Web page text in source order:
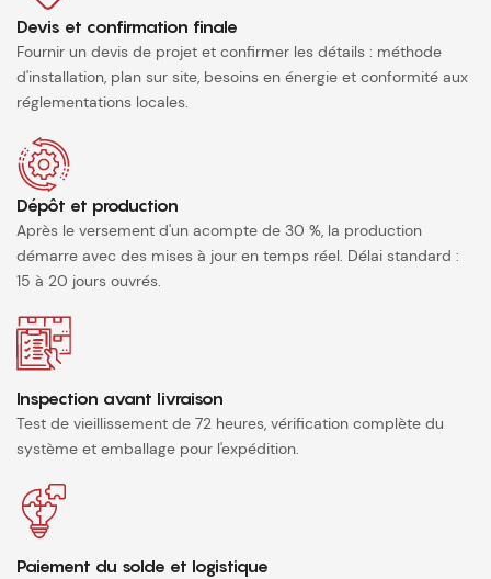
Devis et confirmation finale
Fournir un devis de projet et confirmer les détails : méthode
d'installation, plan sur site, besoins en énergie et conformité aux
réglementations locales.
Dépôt et production
Après le versement d'un acompte de 30 %, la production
démarre avec des mises à jour en temps réel. Délai standard :
15 à 20 jours ouvrés.
Inspection avant livraison
Test de vieillissement de 72 heures, vérification complète du
système et emballage pour l'expédition.
Paiement du solde et logistique